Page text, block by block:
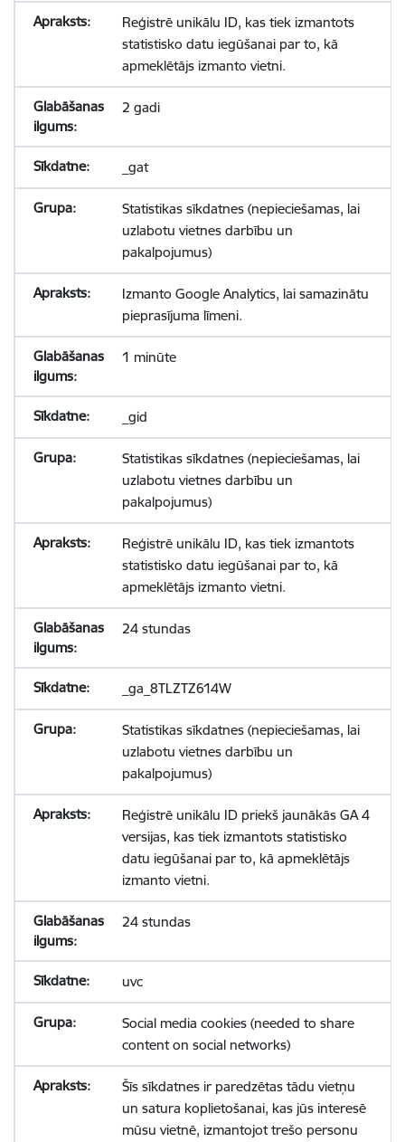
Reģistrē unikālu ID, kas tiek izmantots
statistisko datu iegūšanai par to, kā
apmeklētājs izmanto vietni.
2 gadi
_gat
Statistikas sīkdatnes (nepieciešamas, lai
uzlabotu vietnes darbību un
pakalpojumus)
Izmanto Google Analytics, lai samazinātu
pieprasījuma līmeni.
1 minūte
_gid
Statistikas sīkdatnes (nepieciešamas, lai
uzlabotu vietnes darbību un
pakalpojumus)
Reģistrē unikālu ID, kas tiek izmantots
statistisko datu iegūšanai par to, kā
apmeklētājs izmanto vietni.
24 stundas
_ga_8TLZTZ614W
Statistikas sīkdatnes (nepieciešamas, lai
uzlabotu vietnes darbību un
pakalpojumus)
Reģistrē unikālu ID priekš jaunākās GA 4
versijas, kas tiek izmantots statistisko
datu iegūšanai par to, kā apmeklētājs
izmanto vietni.
24 stundas
uvc
Social media cookies (needed to share
content on social networks)
Šīs sīkdatnes ir paredzētas tādu vietņu
un satura koplietošanai, kas jūs interesē
mūsu vietnē, izmantojot trešo personu